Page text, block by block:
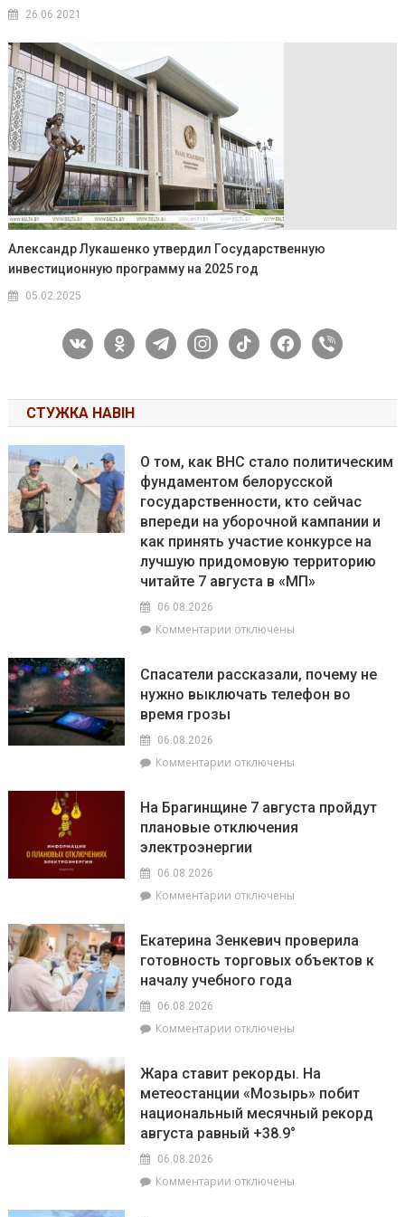
26.06.2021
Александр Лукашенко утвердил Государственную
инвестиционную программу на 2025 год
05.02.2025
vkontakteodnoklassniki
telegraminstagram
tiktok facebook
viber
СТУЖКА НАВІН
О том, как ВНС стало политическим
фундаментом белорусской
государственности, кто сейчас
впереди на уборочной кампании и
как принять участие конкурсе на
лучшую придомовую территорию
читайте 7 августа в «МП»
06.08.2026
Комментарии к
том,
как
фундаментом
государственности,
кто
сейчас
впереди
кампании
как
принять
участие
конкурсе
лучшую
читайте
7
августа
в
отключены
Спасатели рассказали, почему не
нужно выключать телефон во
время грозы
06.08.2026
Комментарии к
рассказали,
почему
не
телефон
грозы
отключены
На Брагинщине 7 августа пройдут
плановые отключения
электроэнергии
06.08.2026
Комментарии к
Брагинщине
7
августа
отключения
отключены
Екатерина Зенкевич проверила
готовность торговых объектов к
началу учебного года
06.08.2026
Комментарии к
Зенкевич
проверила
готовность
торговых
началу
отключены
Жара ставит рекорды. На
метеостанции «Мозырь» побит
национальный месячный рекорд
августа равный +38.9°
06.08.2026
Комментарии котключены